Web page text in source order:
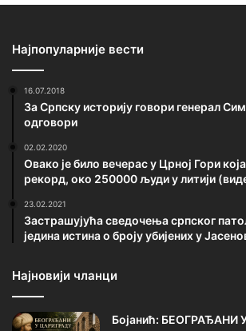
Најпопуларније вести
16.07.2018
За Српску историју говори генерал
одговори
02.02.2020
Овако је било вечерас у Црној Гори
рекорд, око 250000 људи у литији
23.02.2021
Застрашујућа сведочења српског
једина истина о броју убијених у
Најновији чланци
Бојанић: БЕОГРАЂАНИ